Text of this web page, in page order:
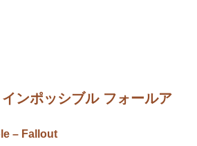
インポッシブル フォールア
– Fallout